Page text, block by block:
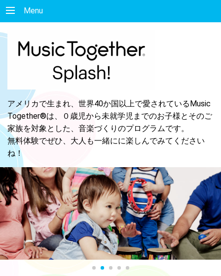
Menu
アメリカで生まれ、世界40か国以上で愛されているMusic
Together®は、０歳児から未就学児までのお子様とそのご
家族を対象とした、音楽づくりのプログラムです。
無料体験でぜひ、大人も一緒にに楽しんでみてください
ね！